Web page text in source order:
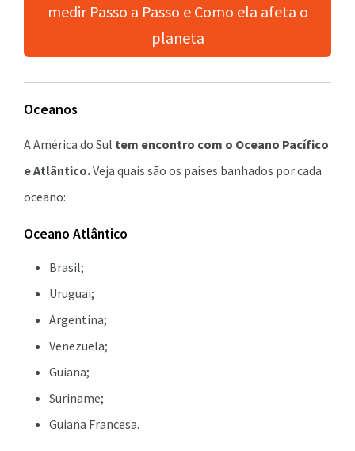
medir Passo a Passo e Como ela afeta o
planeta
Oceanos
A América do Sul tem encontro com o Oceano Pacífico
e Atlântico.Veja quais são os países banhados por cada
oceano:
Oceano Atlântico
Brasil;
Uruguai;
Argentina;
Venezuela;
Guiana;
Suriname;
Guiana Francesa.